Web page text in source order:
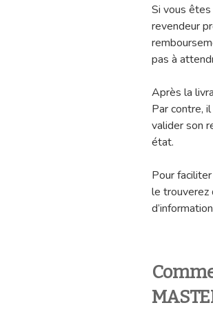
Si vous
revendeur
pas à
Après la
Par contre,
valider son
état.
Pour
le trouverez